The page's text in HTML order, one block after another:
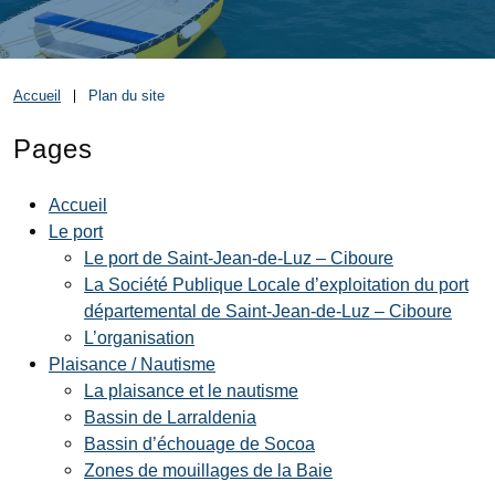
Accueil Plan du site
Pages
Accueil
Le port
Le port de Saint-Jean-de-Luz – Ciboure
La Société Publique Locale d’exploitation du port
départemental de Saint-Jean-de-Luz – Ciboure
L’organisation
Plaisance / Nautisme
La plaisance et le nautisme
Bassin de Larraldenia
Bassin d’échouage de Socoa
Zones de mouillages de la Baie